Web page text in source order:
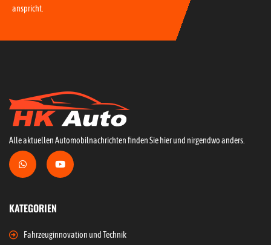
anspricht.
Alle aktuellen Automobilnachrichten finden Sie hier und nirgendwo anders.
KATEGORIEN
Fahrzeuginnovation und Technik